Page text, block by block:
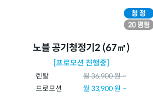
노블 공기청정기2 (67㎡)
[프로모션 진행중]
렌탈 월36,900원 ~
프로모션
월33,900원 ~